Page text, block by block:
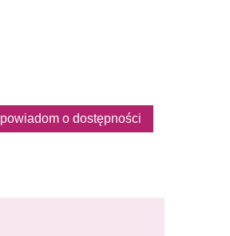
powiadom o dostępności